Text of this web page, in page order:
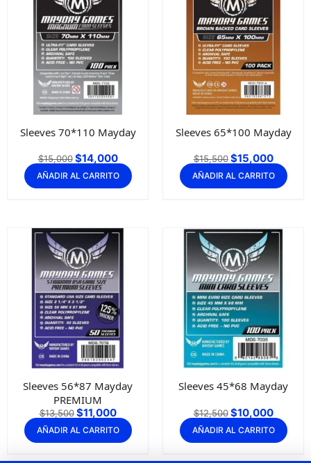
Sleeves 70*110 Mayday
$15,000 $14,000
AÑADIR AL CARRITO
Sleeves 65*100 Mayday
$15,500 $15,000
AÑADIR AL CARRITO
Sleeves 56*87 Mayday
PREMIUM
$13,500 $11,000
AÑADIR AL CARRITO
Sleeves 45*68 Mayday
$12,500 $10,000
AÑADIR AL CARRITO